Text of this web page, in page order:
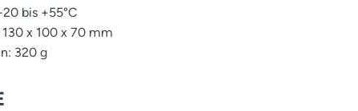
bis +55°C
x 100 x 70 mm
320 g